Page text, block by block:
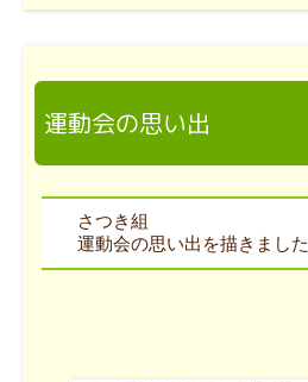
運動会の思い出
さつき組
運動会の思い出を描きました